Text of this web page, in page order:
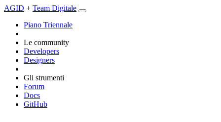
AGID + Team Digitale
Piano Triennale
Le community
Developers
Designers
Gli strumenti
Forum
Docs
GitHub